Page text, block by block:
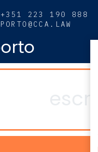
+351 223 190 888
PORTO@CCA.LAW